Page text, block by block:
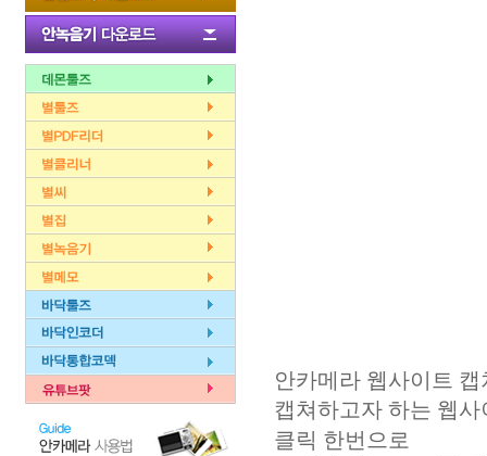
안카메라 웹사이트
캡쳐하고자 하는 웹
클릭 한번으로